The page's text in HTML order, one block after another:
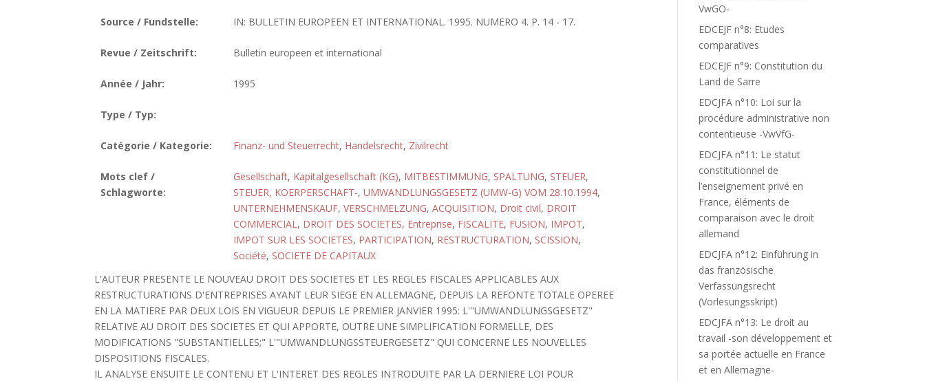
Source / Fundstelle: IN: BULLETIN EUROPEEN ET INTERNATIONAL. 1995. NUMERO 4. P. 14 - 17.
Revue / Zeitschrift: Bulletin europeen et international
Année / Jahr: 1995
Type / Typ:
Catégorie / Kategorie: Finanz- und Steuerrecht, Handelsrecht, Zivilrecht
Mots clef /
Schlagworte:
Gesellschaft, Kapitalgesellschaft (KG), MITBESTIMMUNG, SPALTUNG, STEUER,
STEUER, KOERPERSCHAFT-, UMWANDLUNGSGESETZ (UMW-G) VOM 28.10.1994,
UNTERNEHMENSKAUF, VERSCHMELZUNG, ACQUISITION, Droit civil, DROIT
COMMERCIAL, DROIT DES SOCIETES, Entreprise, FISCALITE, FUSION, IMPOT,
IMPOT SUR LES SOCIETES, PARTICIPATION, RESTRUCTURATION, SCISSION,
Société, SOCIETE DE CAPITAUX
L'AUTEUR PRESENTE LE NOUVEAU DROIT DES SOCIETES ET LES REGLES FISCALES APPLICABLES AUX
RESTRUCTURATIONS D'ENTREPRISES AYANT LEUR SIEGE EN ALLEMAGNE, DEPUIS LA REFONTE TOTALE OPEREE
EN LA MATIERE PAR DEUX LOIS EN VIGUEUR DEPUIS LE PREMIER JANVIER 1995: L'"UMWANDLUNGSGESETZ"
RELATIVE AU DROIT DES SOCIETES ET QUI APPORTE, OUTRE UNE SIMPLIFICATION FORMELLE, DES
MODIFICATIONS "SUBSTANTIELLES;" L'"UMWANDLUNGSSTEUERGESETZ" QUI CONCERNE LES NOUVELLES
DISPOSITIONS FISCALES.
IL ANALYSE ENSUITE LE CONTENU ET L'INTERET DES REGLES INTRODUITE PAR LA DERNIERE LOI POUR
VwGO-
EDCEJF n°8: Etudes
comparatives
EDCEJF n°9: Constitution du
Land de Sarre
EDCJFA n°10: Loi sur la
procédure administrative non
contentieuse -VwVfG-
EDCJFA n°11: Le statut
constitutionnel de
l’enseignement privé en
France, éléments de
comparaison avec le droit
allemand
EDCJFA n°12: Einführung in
das französische
Verfassungsrecht
(Vorlesungsskript)
EDCJFA n°13: Le droit au
travail -son développement et
sa portée actuelle en France
et en Allemagne-